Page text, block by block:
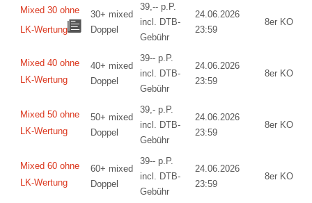
Mixed 30 ohne
LK-Wertung
30+ mixed
Doppel
39,-- p.P.
incl. DTB-
Gebühr
24.06.2026
23:59
8er KO
Mixed 40 ohne
LK-Wertung
40+ mixed
Doppel
39-- p.P.
incl. DTB-
Gebühr
24.06.2026
23:59
8er KO
Mixed 50 ohne
LK-Wertung
50+ mixed
Doppel
39,- p.P.
incl. DTB-
Gebühr
24.06.2026
23:59
8er KO
Mixed 60 ohne
LK-Wertung
60+ mixed
Doppel
39-- p.P.
incl. DTB-
Gebühr
24.06.2026
23:59
8er KO